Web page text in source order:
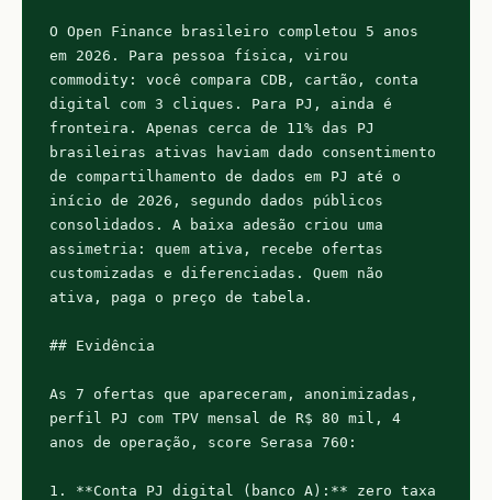
O Open Finance brasileiro completou 5 anos
em 2026. Para pessoa física, virou
commodity: você compara CDB, cartão, conta
digital com 3 cliques. Para PJ, ainda é
fronteira. Apenas cerca de 11% das PJ
brasileiras ativas haviam dado consentimento
de compartilhamento de dados em PJ até o
início de 2026, segundo dados públicos
consolidados. A baixa adesão criou uma
assimetria: quem ativa, recebe ofertas
customizadas e diferenciadas. Quem não
ativa, paga o preço de tabela.
## Evidência
As 7 ofertas que apareceram, anonimizadas,
perfil PJ com TPV mensal de R$ 80 mil, 4
anos de operação, score Serasa 760:
1. **Conta PJ digital (banco A):** zero taxa